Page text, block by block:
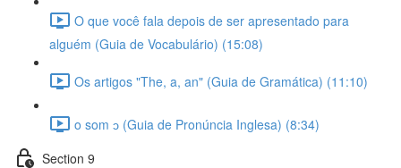
O que você fala depois de ser apresentado para
alguém (Guia de Vocabulário) (15:08)
Os artigos "The, a, an" (Guia de Gramática) (11:10)
o som ɔ (Guia de Pronúncia Inglesa) (8:34)
Section 9